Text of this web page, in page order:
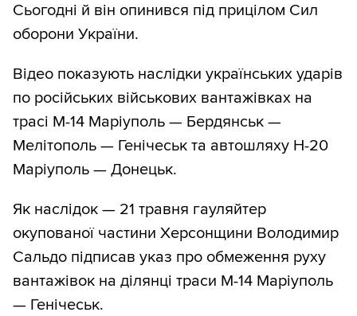
Сьогодні й він опинився під прицілом Сил
оборони України.
Відео показують наслідки українських ударів
по російських військових вантажівках на
трасі М-14 Маріуполь — Бердянськ —
Мелітополь — Генічеськ та автошляху Н-20
Маріуполь — Донецьк.
Як наслідок — 21 травня гауляйтер
окупованої частини Херсонщини Володимир
Сальдо підписав указ про обмеження руху
вантажівок на ділянці траси М-14 Маріуполь
— Генічеськ.